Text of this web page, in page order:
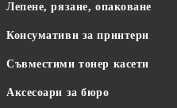
Лепене, рязане, опаковане
Консумативи за принтери
Съвместими тонер касети
Аксесоари за бюро